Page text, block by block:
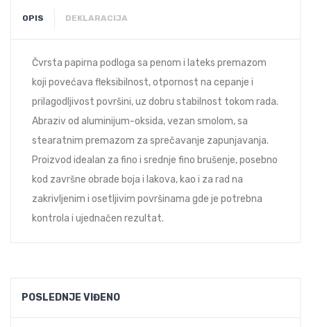
OPIS DEKLARACIJA
Čvrsta papirna podloga sa penom i lateks premazom
koji povećava fleksibilnost, otpornost na cepanje i
prilagodljivost površini, uz dobru stabilnost tokom rada.
Abraziv od aluminijum-oksida, vezan smolom, sa
stearatnim premazom za sprečavanje zapunjavanja.
Proizvod idealan za fino i srednje fino brušenje, posebno
kod završne obrade boja i lakova, kao i za rad na
zakrivljenim i osetljivim površinama gde je potrebna
kontrola i ujednačen rezultat.
POSLEDNJE VIĐENO